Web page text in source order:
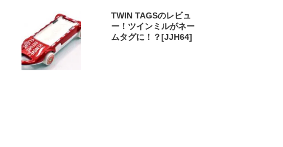
TWIN TAGSのレビュ
ー！ツインミルがネー
ムタグに！？[JJH64]